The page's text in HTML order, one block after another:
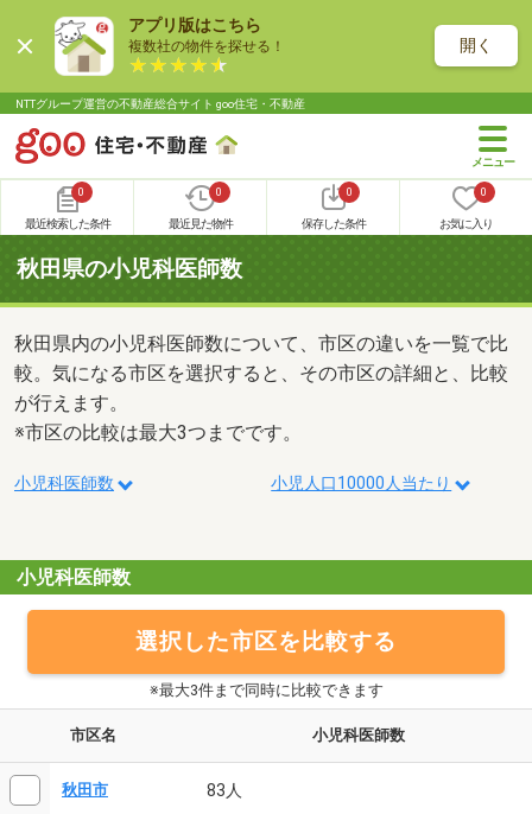
アプリ版はこちら
複数社の物件を探せる！ 開く
NTTグループ運営の不動産総合サイト goo住宅・不動産
0
最近検索した条件
0
最近見た物件
0
保存した条件
0
お気に入り
秋田県の小児科医師数
秋田県内の小児科医師数について、市区の違いを一覧で比
較。気になる市区を選択すると、その市区の詳細と、比較
が行えます。
※市区の比較は最大3つまでです。
小児科医師数 小児人口10000人当たり
小児科医師数
選択した市区を比較する
※最大3件まで同時に比較できます
市区名 小児科医師数
秋田市 83人